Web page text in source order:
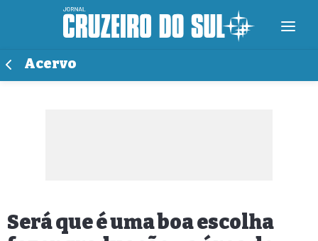
Acervo
Será que é uma boa escolha